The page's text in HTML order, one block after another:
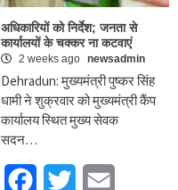
अधिकारियों को निर्देश; जनता से
कार्यालयों के चक्कर ना कटवाएं
2 weeks ago newsadmin
Dehradun: मुख्यमंत्री पुष्कर सिंह
धामी ने शुक्रवार को मुख्यमंत्री कैंप
कार्यालय स्थित मुख्य सेवक
सदन…
FacebookTwitter